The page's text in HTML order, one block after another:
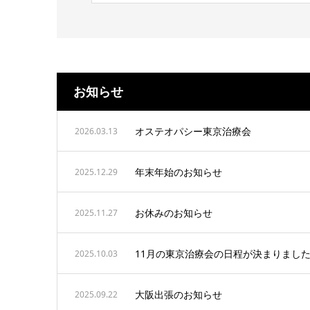
お知らせ
2026.03.13 オステオパシー東京治療会
2025.12.29 年末年始のお知らせ
2025.11.27 お休みのお知らせ
2025.10.03 11月の東京治療会の日程が決まりました
2025.09.22 大阪出張のお知らせ